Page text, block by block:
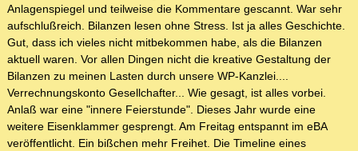
Anlagenspiegel und teilweise die Kommentare gescannt. War sehr
aufschlußreich. Bilanzen lesen ohne Stress. Ist ja alles Geschichte.
Gut, dass ich vieles nicht mitbekommen habe, als die Bilanzen
aktuell waren. Vor allen Dingen nicht die kreative Gestaltung der
Bilanzen zu meinen Lasten durch unsere WP-Kanzlei....
Verrechnungskonto Gesellchafter... Wie gesagt, ist alles vorbei.
Anlaß war eine "innere Feierstunde". Dieses Jahr wurde eine
weitere Eisenklammer gesprengt. Am Freitag entspannt im eBA
veröffentlicht. Ein bißchen mehr Freihet. Die Timeline eines